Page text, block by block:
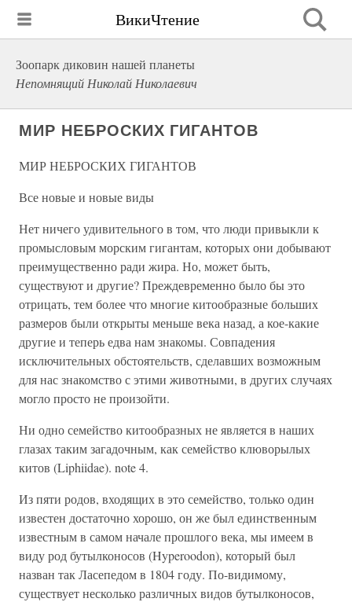
ВикиЧтение
Зоопарк диковин нашей планеты
Непомнящий Николай Николаевич
МИР НЕБРОСКИХ ГИГАНТОВ
МИР НЕБРОСКИХ ГИГАНТОВ
Все новые и новые виды
Нет ничего удивительного в том, что люди привыкли к
промысловым морским гигантам, которых они добывают
преимущественно ради жира. Но, может быть,
существуют и другие? Преждевременно было бы это
отрицать, тем более что многие китообразные больших
размеров были открыты меньше века назад, а кое-какие
другие и теперь едва нам знакомы. Совпадения
исключительных обстоятельств, сделавших возможным
для нас знакомство с этими животными, в других случаях
могло просто не произойти.
Ни одно семейство китообразных не является в наших
глазах таким загадочным, как семейство клюворылых
китов (Liphiidae). note 4.
Из пяти родов, входящих в это семейство, только один
известен достаточно хорошо, он же был единственным
известным в самом начале прошлого века, мы имеем в
виду род бутылконосов (Hyperoodon), который был
назван так Ласепедом в 1804 году. По-видимому,
существует несколько различных видов бутылконосов,